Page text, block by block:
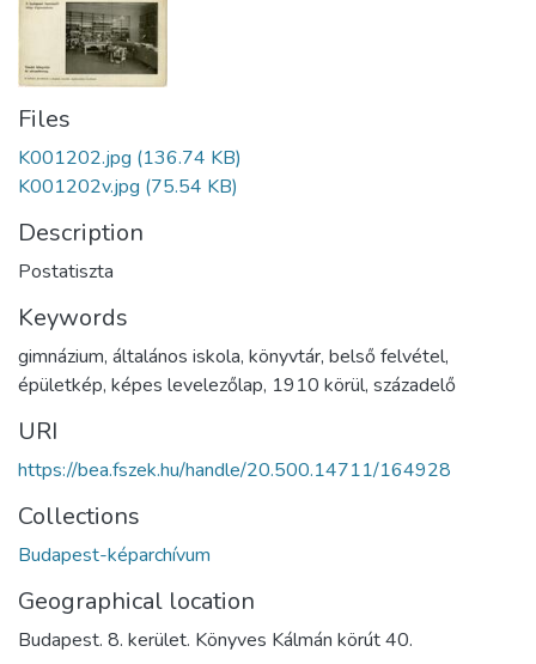
Files
K001202.jpg (136.74 KB)
K001202v.jpg (75.54 KB)
Description
Postatiszta
Keywords
gimnázium, általános iskola, könyvtár, belső felvétel,
épületkép, képes levelezőlap, 1910 körül, századelő
URI
https://bea.fszek.hu/handle/20.500.14711/164928
Collections
Budapest-képarchívum
Geographical location
Budapest. 8. kerület. Könyves Kálmán körút 40.